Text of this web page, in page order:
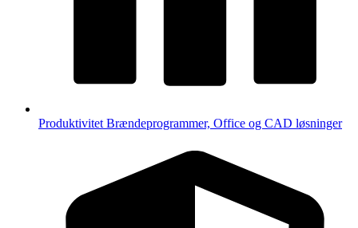
Produktivitet Brændeprogrammer, Office og CAD løsninger